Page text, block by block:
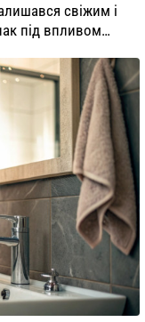
свіжим і
під впливом